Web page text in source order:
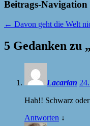
Beitrags-Navigation
← Davon geht die Welt
5 Gedanken zu „
Lacarian
Hah!! Schwarz
Antworten ↓